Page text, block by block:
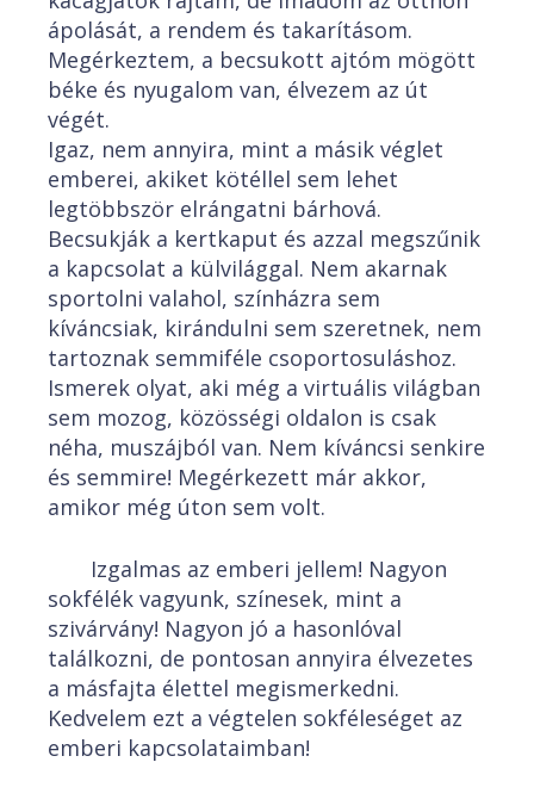
ápolását, a rendem és takarításom.
Megérkeztem, a becsukott ajtóm mögött
béke és nyugalom van, élvezem az út
végét.
Igaz, nem annyira, mint a másik véglet
emberei, akiket kötéllel sem lehet
legtöbbször elrángatni bárhová.
Becsukják a kertkaput és azzal megszűnik
a kapcsolat a külvilággal. Nem akarnak
sportolni valahol, színházra sem
kíváncsiak, kirándulni sem szeretnek, nem
tartoznak semmiféle csoportosuláshoz.
Ismerek olyat, aki még a virtuális világban
sem mozog, közösségi oldalon is csak
néha, muszájból van. Nem kíváncsi senkire
és semmire! Megérkezett már akkor,
amikor még úton sem volt.
Izgalmas az emberi jellem! Nagyon
sokfélék vagyunk, színesek, mint a
szivárvány! Nagyon jó a hasonlóval
találkozni, de pontosan annyira élvezetes
a másfajta élettel megismerkedni.
Kedvelem ezt a végtelen sokféleséget az
emberi kapcsolataimban!